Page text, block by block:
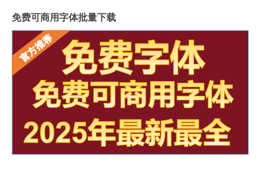
免费可商用字体批量下载